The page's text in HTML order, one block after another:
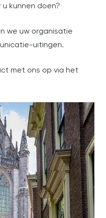
kunnen doen?
we uw organisatie
uitingen.
met ons op via het